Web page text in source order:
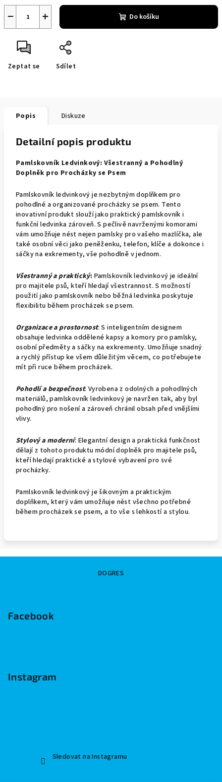
+
− Do košíku
Zeptat se Sdílet
Popis Diskuze
Detailní popis produktu
Pamlskovník Ledvinkový: Všestranný a Pohodlný
Doplněk pro Procházky se Psem
Pamlskovník ledvinkový je nezbytným doplňkem pro
pohodlné a organizované procházky se psem. Tento
inovativní produkt slouží jako praktický pamlskovník i
funkční ledvinka zároveň. S pečlivě navrženými komorami
vám umožňuje nést nejen pamlsky pro vašeho mazlíčka, ale
také osobní věci jako peněženku, telefon, klíče a dokonce i
sáčky na exkrementy, vše pohodlně v jednom.
Všestranný a praktický: Pamlskovník ledvinkový je ideální
pro majitele psů, kteří hledají všestrannost. S možností
použití jako pamlskovník nebo běžná ledvinka poskytuje
flexibilitu během procházek se psem.
Organizace a prostornost: S inteligentním designem
obsahuje ledvinka oddělené kapsy a komory pro pamlsky,
osobní předměty a sáčky na exkrementy. Umožňuje snadný
a rychlý přístup ke všem důležitým věcem, co potřebujete
mít při ruce během procházek.
Pohodlí a bezpečnost: Vyrobena z odolných a pohodlných
materiálů, pamlskovník ledvinkový je navržen tak, aby byl
pohodlný pro nošení a zároveň chránil obsah před vnějšími
vlivy.
Stylový a moderní: Elegantní design a praktická funkčnost
dělají z tohoto produktu módní doplněk pro majitele psů,
kteří hledají praktické a stylové vybavení pro své
procházky.
Pamlskovník ledvinkový je šikovným a praktickým
doplňkem, který vám umožňuje nést všechno potřebné
během procházek se psem, a to vše s lehkostí a stylou.
DOGRES
Facebook
Instagram
Sledovat na Instagramu